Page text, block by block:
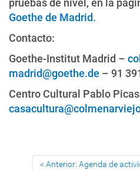
pruebas de nivel, en la
Goethe de Madrid.
Contacto:
Goethe-Institut Madrid –
madrid@goethe.de – 91
Centro Cultural Pablo
Anterior: Agenda de